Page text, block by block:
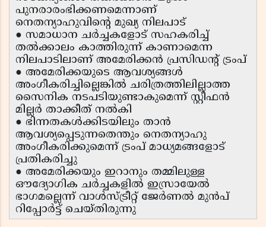
പുനരാരംഭിക്കണമെന്നാണ്
നെതന്യാഹുവിന്റെ മുഖ്യ നിലപാട്
● സമാധാന ചർച്ചകളോട് സഹകരിച്ച്
തൽക്കാലം കാത്തിരുന്ന് കാണാമെന്ന
നിലപാടിലാണ് അമേരിക്കൻ പ്രസിഡന്റ് ട്രംപ്
● അമേരിക്കയുടെ ആവശ്യങ്ങൾ
അംഗീകരിച്ചില്ലെങ്കിൽ ചരിത്രത്തിലില്ലാത്ത
സൈനിക നടപടിയുണ്ടാകുമെന്ന് സ്റ്റീഫൻ
മില്ലർ താക്കീത് നൽകി
● ഭിന്നതകൾക്കിടയിലും താൻ
ആവശ്യപ്പെടുന്നതെന്തും നെതന്യാഹു
അംഗീകരിക്കുമെന്ന് ട്രംപ് മാധ്യമങ്ങളോട്
പ്രതികരിച്ചു
● അമേരിക്കയും ഇറാനും തമ്മിലുള്ള
ഔദ്യോഗിക ചർച്ചകളിൽ ഇസ്രായേൽ
ഭാഗമല്ലെന്ന് വാൾസ്ട്രീറ്റ് ജേർണൽ മുൻപ്
റിപ്പോർട്ട് ചെയ്തിരുന്നു